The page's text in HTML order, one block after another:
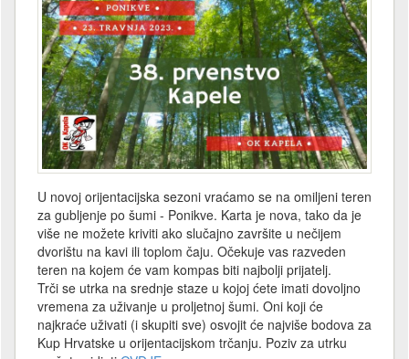
U novoj orijentacijska sezoni vraćamo se na omiljeni teren
za gubljenje po šumi - Ponikve. Karta je nova, tako da je
više ne možete kriviti ako slučajno završite u nečijem
dvorištu na kavi ili toplom čaju. Očekuje vas razveden
teren na kojem će vam kompas biti najbolji prijatelj.
Trči se utrka na srednje staze u kojoj ćete imati dovoljno
vremena za uživanje u proljetnoj šumi. Oni koji će
najkraće uživati (i skupiti sve) osvojit će najviše bodova za
Kup Hrvatske u orijentacijskom trčanju. Poziv za utrku